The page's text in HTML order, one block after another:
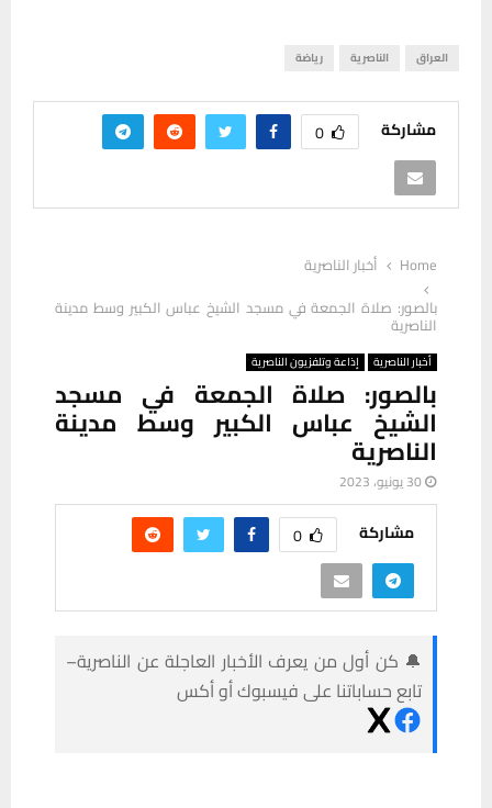
العراق الناصرية رياضة
مشاركة 0
Home
أخبار الناصرية
بالصور: صلاة الجمعة في مسجد الشيخ عباس الكبير وسط مدينة
الناصرية
أخبار الناصرية إذاعة وتلفزيون الناصرية
بالصور: صلاة الجمعة في مسجد
الشيخ عباس الكبير وسط مدينة
الناصرية
30 يونيو، 2023
مشاركة 0
🔔 كن أول من يعرف الأخبار العاجلة عن الناصرية–
تابع حساباتنا على فيسبوك أو أكس